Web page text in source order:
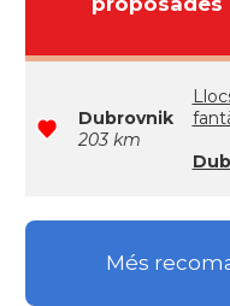
Dubrovnik
203 km
Més